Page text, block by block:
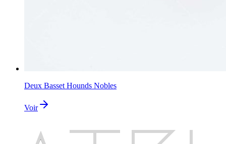
Deux Basset Hounds Nobles
Voir